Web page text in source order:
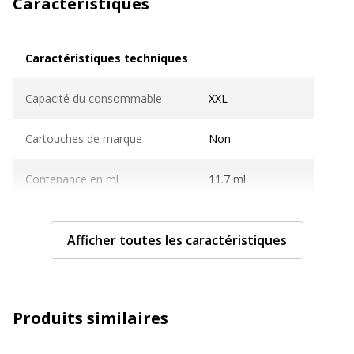
Caractéristiques techniques
Capacité du consommable XXL
Cartouches de marque Non
Contenance en ml 11.7 ml
Nombre de pages imprimables 850 pages
Compatible avec technologie Jet d'encre
Afficher toutes les caractéristiques
Produits similaires